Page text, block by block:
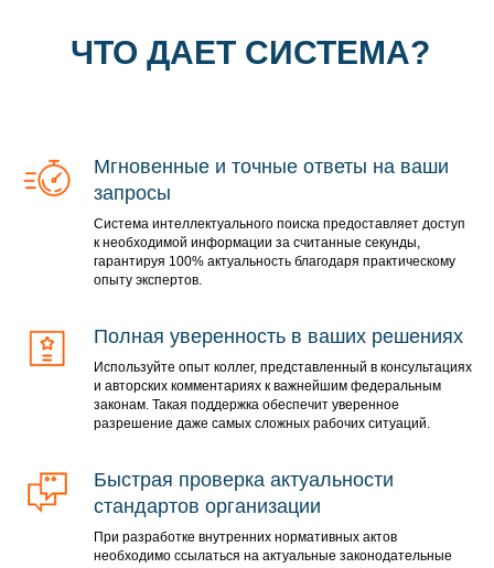
ЧТО ДАЕТ СИСТЕМА?
Мгновенные и точные ответы на ваши
запросы
Система интеллектуального поиска предоставляет доступ
к необходимой информации за считанные секунды,
гарантируя 100% актуальность благодаря практическому
опыту экспертов.
Полная уверенность в ваших решениях
Используйте опыт коллег, представленный в консультациях
и авторских комментариях к важнейшим федеральным
законам. Такая поддержка обеспечит уверенное
разрешение даже самых сложных рабочих ситуаций.
Быстрая проверка актуальности
стандартов организации
При разработке внутренних нормативных актов
необходимо ссылаться на актуальные законодательные